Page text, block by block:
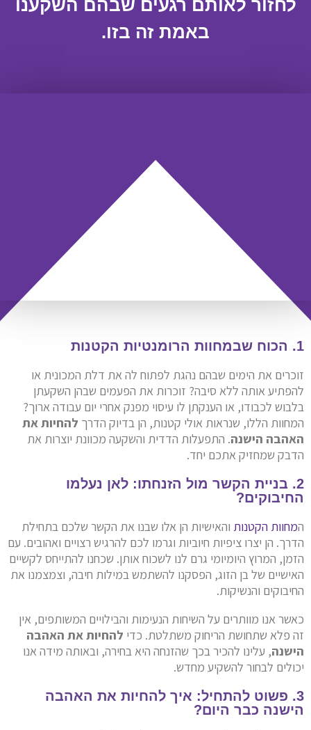
לחזור לאותם רגעים שבהם השקענו
באמת זה בזו.
1. הכוח שבמחוות הרומנטיות הקטנות
זוכרים את הימים שבהם נהגת לפתוח לה את דלת המכונית או
להפתיע אותה ללא סיבה? זוכרות את הפעמים שבהן השקעתן
בלבוש לכבודו, או הענקתן לו עיסוי מפנק אחרי יום עבודה ארוך?
המחוות הללו, שנראות אולי קטנות, הן בדיוק הדרך להחיות את
האהבה הישנה. התפעלות הדדית והשקעה מכוונת יוצרות את
הדבק שמחזיק אתכם יחד.
2. בניית הקשר מול הזנחתו: לאן נעלמו
החיבוקים?
המחוות הקטנות והאישיות הן אלו שבנו את הקשר שלכם בתחילת
הדרך. הן יצרו ציפיות חיוביות וגרמו לכם להרגיש רצויים ואהובים. עם
הזמן, המרוץ היומיומי גרם לנו לשכוח אותן. שכחנו להתייחס לקשיים
האישיים של בן הזוג, הפסקנו להשתמש במילות חיבה, וצמצמנו את
החיבוקים והנשיקות.
כאשר אנו מוותרים על השיחות הנעימות והבילויים המשותפים, אין
זה פלא שתחושת הריחוק משתלטת. כדי להחיות את האהבה
הישנה, עלינו להכיר בכך שהזנחה היא בחירה, ובאותה מידה אנו
יכולים לבחור להשקיע מחדש.
3. פשוט להתחיל: איך להחיות את האהבה
הישנה כבר היום?